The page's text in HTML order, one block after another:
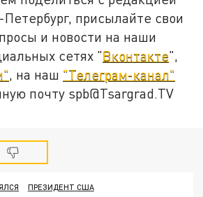
присылайте свои
и новости на наши
сетях "Вконтакте",
, на наш "Телеграм-канал"
почту spb@Tsargrad.TV
ПРЕЗИДЕНТ США